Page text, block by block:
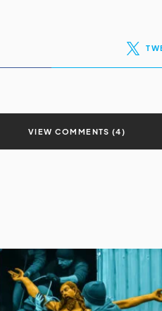
VIEW COMMENTS (4)